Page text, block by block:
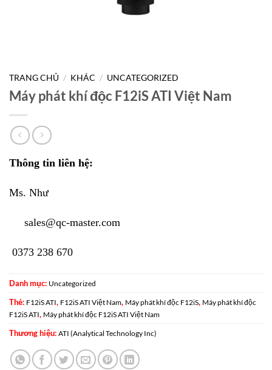
TRANG CHỦ / KHÁC / UNCATEGORIZED
Máy phát khí độc F12iS ATI Việt Nam
Thông tin liên hệ:
Ms. Như
sales@qc-master.com
0373 238 670
Danh mục: Uncategorized
Thẻ: F12iS ATI, F12iS ATI Việt Nam, Máy phát khí độc F12iS, Máy phát khí độc
F12iS ATI, Máy phát khí độc F12iS ATI Việt Nam
Thương hiệu: ATI (Analytical Technology Inc)